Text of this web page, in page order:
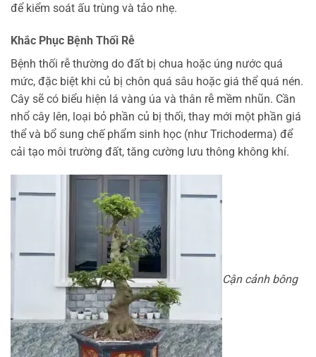
để kiểm soát ấu trùng và tảo nhẹ.
Khắc Phục Bệnh Thối Rễ
Bệnh thối rễ thường do đất bị chua hoặc úng nước quá
mức, đặc biệt khi củ bị chôn quá sâu hoặc giá thể quá nén.
Cây sẽ có biểu hiện lá vàng úa và thân rễ mềm nhũn. Cần
nhổ cây lên, loại bỏ phần củ bị thối, thay mới một phần giá
thể và bổ sung chế phẩm sinh học (như Trichoderma) để
cải tạo môi trường đất, tăng cường lưu thông không khí.
Cận cảnh bông